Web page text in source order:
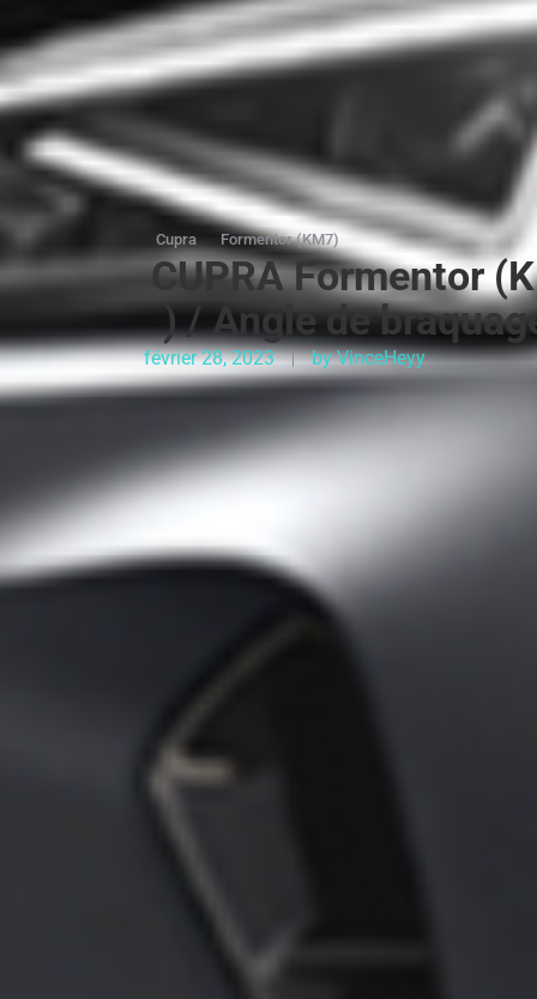
Cupra Formentor (KM7)
CUPRA Formentor
) / Angle de
février 28, 2023 byVinceHeyy